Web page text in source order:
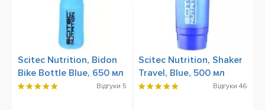
Scitec Nutrition, Bidon
Bike Bottle Blue, 650 мл
Відгуки 5
Scitec Nutrition, Shaker
Travel, Blue, 500 мл
Відгуки 46